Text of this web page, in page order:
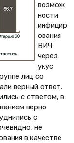
возмож
ности
инфицир
ования
ВИЧ
через
укус
лиц со
верный ответ,
с ответом, в
верно
с
не
в качестве